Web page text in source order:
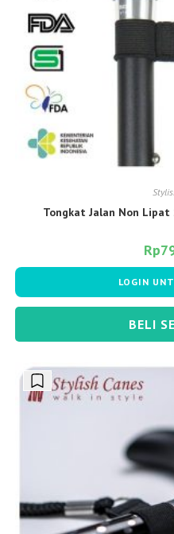
Tongkat Jalan Non
Rp
LOGIN
BELI